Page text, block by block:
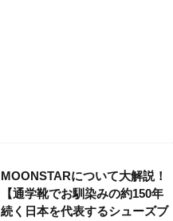
MOONSTARについて大解説！
【通学靴でお馴染みの約150年
続く日本を代表するシューズブ